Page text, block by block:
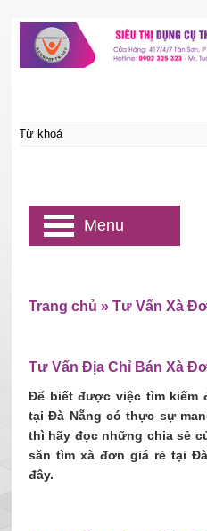
Tư Vấn Địa Chỉ Bán Xà
Để biết được việc tìm kiếm
tại Đà Nẵng có thực sự
thì hãy đọc những chia sẻ
săn tìm xà đơn giá rẻ tại
đây.
Trang chủ » Tư Vấn Xà
Menu